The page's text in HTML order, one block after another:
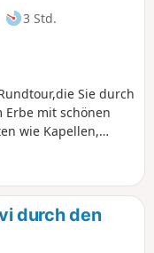
3 Std.
Sie durch
mit schönen
wie Kapellen,
in Gourin führt.
Le Saint und
durch den